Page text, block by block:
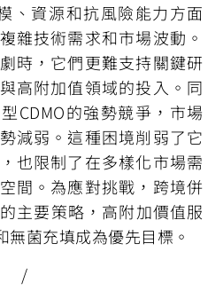
、資源和抗風險能力方面
雜技術需求和市場波動。
時，它們更難支持關鍵研
高附加值領域的投入。同
CDMO的強勢競爭，市場
減弱。這種困境削弱了它
也限制了在多樣化市場需
間。為應對挑戰，跨境併
主要策略，高附加價值服
菌充填成為優先目標。
/